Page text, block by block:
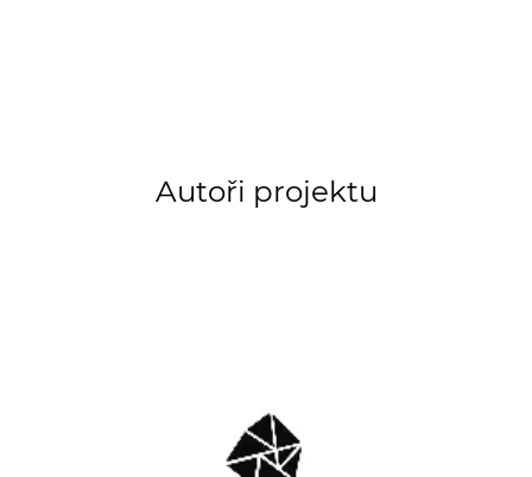
Autoři projektu